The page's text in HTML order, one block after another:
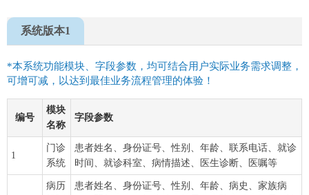
系统版本1
*本系统功能模块、字段参数，均可结合用户实际业务需求调整，
可增可减，以达到最佳业务流程管理的体验！
编号
模块
名称
字段参数
1
门诊
系统
患者姓名、身份证号、性别、年龄、联系电话、就诊
时间、就诊科室、病情描述、医生诊断、医嘱等
病历
患者姓名、身份证号、性别、年龄、病史、家族病